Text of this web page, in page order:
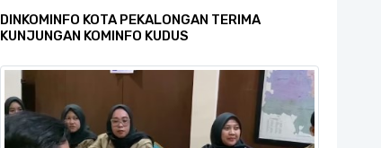
DINKOMINFO KOTA PEKALONGAN TERIMA
KUNJUNGAN KOMINFO KUDUS